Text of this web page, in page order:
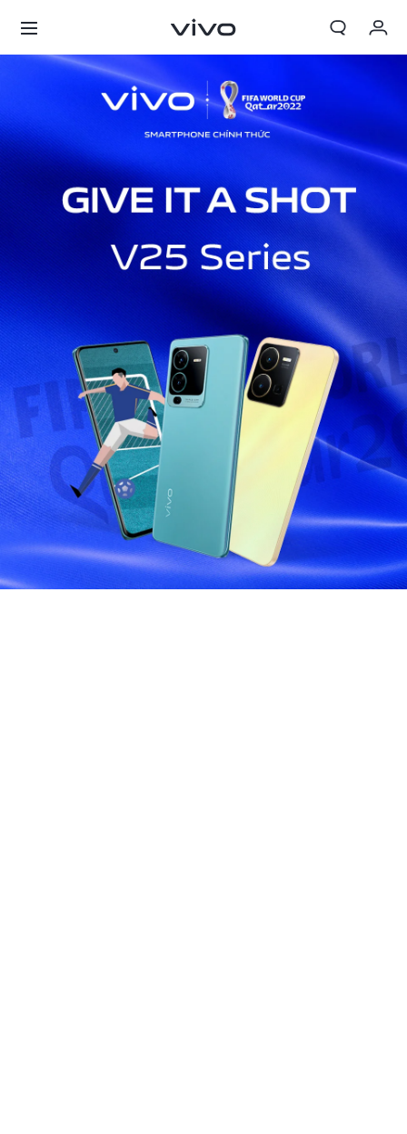
Việt Nam | Chọn quốc gia/khu vực
Giỏ hàng
Đăng nhập/Đăng ký
Tài khoản của tôi